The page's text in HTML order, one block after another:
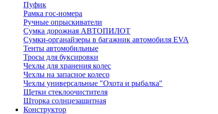
Пуфик
Рамка гос-номера
Ручные опрыскиватели
Сумка дорожная АВТОПИЛОТ
Сумки-органайзеры в багажник автомобиля EVA
Тенты автомобильные
Тросы для буксировки
Чехлы для хранения колес
Чехлы на запасное колесо
Чехлы универсальные "Охота и рыбалка"
Щетки стеклоочистителя
Шторка солнцезащитная
Конструктор